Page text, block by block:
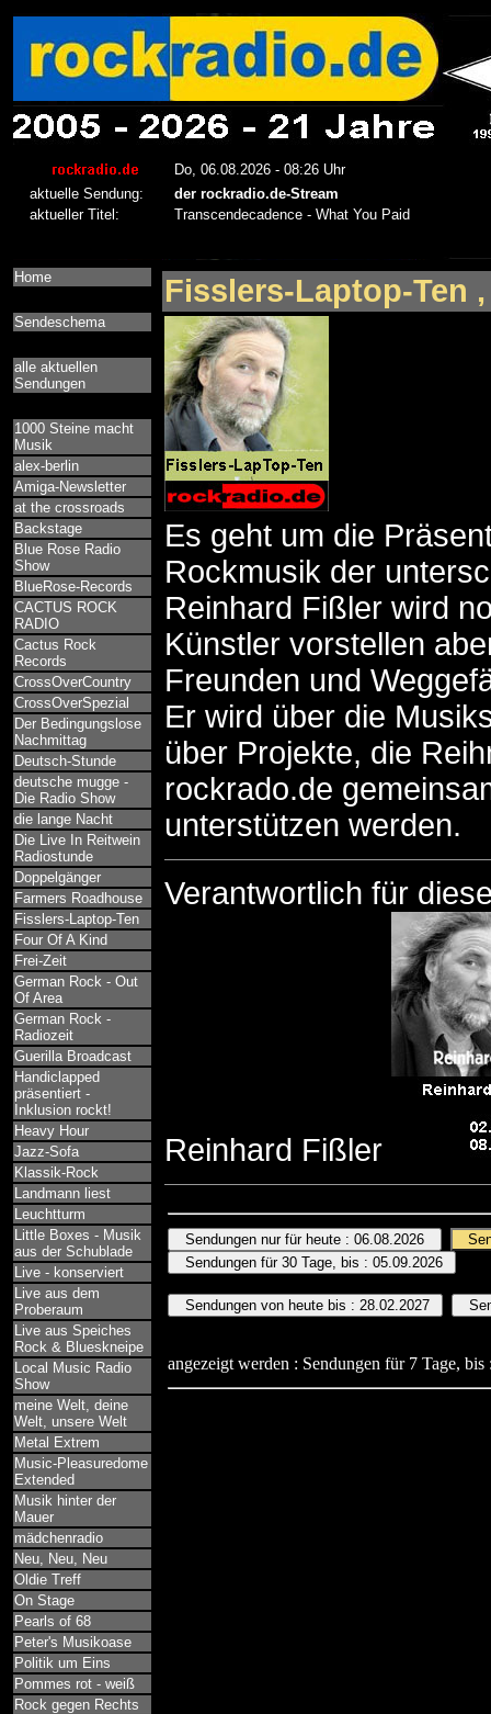
Home
Sendeschema
alle aktuellen
Sendungen
1000 Steine macht
Musik
alex-berlin
Amiga-Newsletter
at the crossroads
Backstage
Blue Rose Radio
Show
BlueRose-Records
CACTUS ROCK
RADIO
Cactus Rock
Records
CrossOverCountry
CrossOverSpezial
Der Bedingungslose
Nachmittag
Deutsch-Stunde
deutsche mugge -
Die Radio Show
die lange Nacht
Die Live In Reitwein
Radiostunde
Doppelgänger
Farmers Roadhouse
Fisslers-Laptop-Ten
Four Of A Kind
Frei-Zeit
German Rock - Out
Of Area
German Rock -
Radiozeit
Guerilla Broadcast
Handiclapped
präsentiert -
Inklusion rockt!
Heavy Hour
Jazz-Sofa
Klassik-Rock
Landmann liest
Leuchtturm
Little Boxes - Musik
aus der Schublade
Live - konserviert
Live aus dem
Proberaum
Live aus Speiches
Rock & Blueskneipe
Local Music Radio
Show
meine Welt, deine
Welt, unsere Welt
Metal Extrem
Music-Pleasuredome
Extended
Musik hinter der
Mauer
mädchenradio
Neu, Neu, Neu
Oldie Treff
On Stage
Pearls of 68
Peter's Musikoase
Politik um Eins
Pommes rot - weiß
Rock gegen Rechts
Fisslers-Laptop-Ten ,
Es geht um die
Rockmusik der
Reinhard Fißler wird
Künstler vorstellen
Freunden und
Er wird über die
über Projekte, die
rockrado.de
unterstützen werden.
Verantwortlich für
Reinhard Fißler
angezeigt werden : Sendungen für 7 Tage, bis